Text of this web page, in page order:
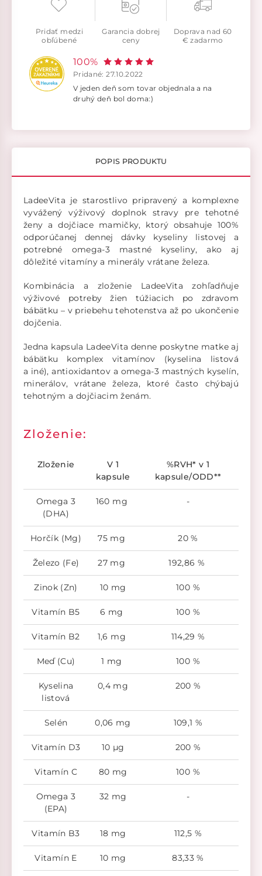
Pridať medzi
obľúbené
Garancia dobrej
ceny
Doprava nad 60
€ zadarmo
100%
Pridané: 27.10.2022
V jeden deň som tovar objednala a na
druhý deň bol doma:)
POPIS PRODUKTU
LadeeVita je starostlivo pripravený a komplexne
vyvážený výživový doplnok stravy pre tehotné
ženy a dojčiace mamičky, ktorý obsahuje 100%
odporúčanej dennej dávky kyseliny listovej a
potrebné omega-3 mastné kyseliny, ako aj
dôležité vitamíny a minerály vrátane železa.
Kombinácia a zloženie LadeeVita zohľadňuje
výživové potreby žien túžiacich po zdravom
bábätku – v priebehu tehotenstva až po ukončenie
dojčenia.
Jedna kapsula LadeeVita denne poskytne matke aj
bábätku komplex vitamínov (kyselina listová
a iné), antioxidantov a omega-3 mastných kyselín,
minerálov, vrátane železa, ktoré často chýbajú
tehotným a dojčiacim ženám.
Zloženie:
Zloženie
V 1
kapsule
%RVH* v 1
kapsule/ODD**
Omega 3
(DHA)
160 mg -
Horčík (Mg) 75 mg 20 %
Železo (Fe) 27 mg 192,86 %
Zinok (Zn) 10 mg 100 %
Vitamín B5 6 mg 100 %
Vitamín B2 1,6 mg 114,29 %
Meď (Cu) 1 mg 100 %
Kyselina
listová
0,4 mg 200 %
Selén 0,06 mg 109,1 %
Vitamín D3 10 µg 200 %
Vitamín C 80 mg 100 %
Omega 3
(EPA)
32 mg -
Vitamín B3 18 mg 112,5 %
Vitamín E 10 mg 83,33 %